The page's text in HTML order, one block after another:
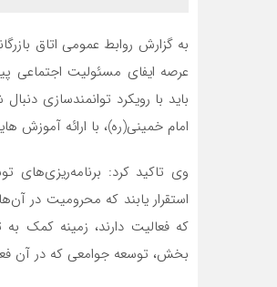
به گزارش روابط عمومی اتاق
عرصه ایفای مسئولیت اجتماعی
باید با رویکرد توانمندسازی
امام خمینی(ره)، با ارائه آموزش
وی تاکید کرد:
استقرار یابند که محرومیت در
که فعالیت دارند، زمینه کمک
بخش، توسعه جوامعی که در آن